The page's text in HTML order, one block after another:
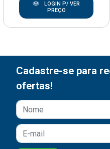
LOGIN P/ VER
PREÇO
Cadastre-se para
ofertas!